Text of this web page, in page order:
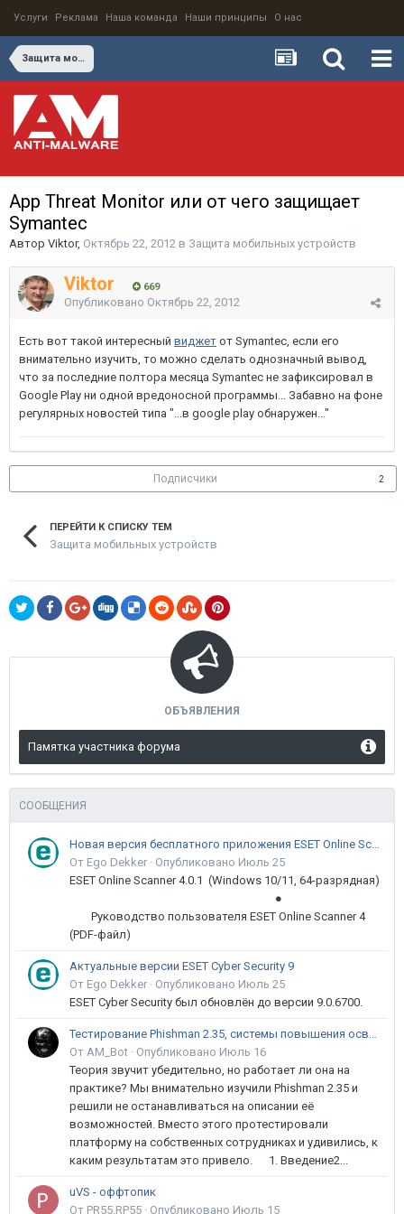
Услуги Реклама Наша команда Наши принципы О нас
Защита мобильных устройств
App Threat Monitor или от чего защищает
Symantec
Автор Viktor, Октябрь 22, 2012 в Защита мобильных устройств
Viktor 669
Опубликовано Октябрь 22, 2012
Есть вот такой интересный виджет от Symantec, если его
внимательно изучить, то можно сделать однозначный вывод,
что за последние полтора месяца Symantec не зафиксировал в
Google Play ни одной вредоносной программы... Забавно на фоне
регулярных новостей типа "...в google play обнаружен..."
Подписчики 2
ПЕРЕЙТИ К СПИСКУ ТЕМ
Защита мобильных устройств
ОБЪЯВЛЕНИЯ
Памятка участника форума
СООБЩЕНИЯ
Новая версия бесплатного приложения ESET Online Scanner доступна пользователям
От Ego Dekker · Опубликовано Июль 25
ESET Online Scanner 4.0.1 (Windows 10/11, 64-разрядная)
●
Руководство пользователя ESET Online Scanner 4
(PDF-файл)
Актуальные версии ESET Cyber Security 9
От Ego Dekker · Опубликовано Июль 25
ESET Cyber Security был обновлён до версии 9.0.6700.
Тестирование Phishman 2.35, системы повышения осведомлённости пользователей в сфере ИБ
От AM_Bot · Опубликовано Июль 16
Теория звучит убедительно, но работает ли она на
практике? Мы внимательно изучили Phishman 2.35 и
решили не останавливаться на описании её
возможностей. Вместо этого протестировали
платформу на собственных сотрудниках и удивились, к
каким результатам это привело. 1. Введение2...
uVS - оффтопик
От PR55.RP55 · Опубликовано Июль 15